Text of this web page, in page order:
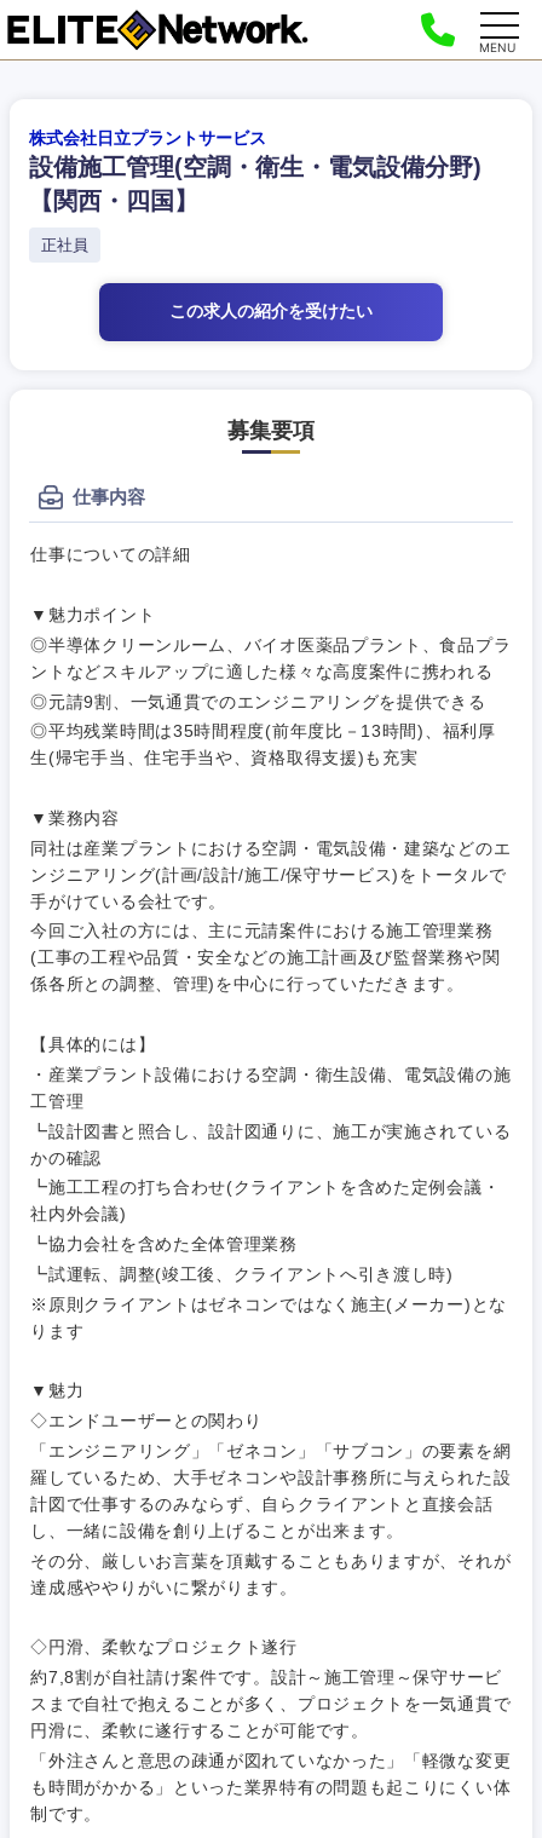
MENU
株式会社日立プラントサービス
設備施工管理(空調・衛生・電気設備分野)
【関西・四国】
正社員
この求人の紹介を受けたい
募集要項
仕事内容
仕事についての詳細
▼魅力ポイント
◎半導体クリーンルーム、バイオ医薬品プラント、食品プラ
ントなどスキルアップに適した様々な高度案件に携われる
◎元請9割、一気通貫でのエンジニアリングを提供できる
◎平均残業時間は35時間程度(前年度比－13時間)、福利厚
生(帰宅手当、住宅手当や、資格取得支援)も充実
▼業務内容
同社は産業プラントにおける空調・電気設備・建築などのエ
ンジニアリング(計画/設計/施工/保守サービス)をトータルで
手がけている会社です。
今回ご入社の方には、主に元請案件における施工管理業務
(工事の工程や品質・安全などの施工計画及び監督業務や関
係各所との調整、管理)を中心に行っていただきます。
【具体的には】
・産業プラント設備における空調・衛生設備、電気設備の施
工管理
┗設計図書と照合し、設計図通りに、施工が実施されている
かの確認
┗施工工程の打ち合わせ(クライアントを含めた定例会議・
社内外会議)
┗協力会社を含めた全体管理業務
┗試運転、調整(竣工後、クライアントへ引き渡し時)
※原則クライアントはゼネコンではなく施主(メーカー)とな
ります
▼魅力
◇エンドユーザーとの関わり
「エンジニアリング」「ゼネコン」「サブコン」の要素を網
羅しているため、大手ゼネコンや設計事務所に与えられた設
計図で仕事するのみならず、自らクライアントと直接会話
し、一緒に設備を創り上げることが出来ます。
その分、厳しいお言葉を頂戴することもありますが、それが
達成感ややりがいに繋がります。
◇円滑、柔軟なプロジェクト遂行
約7,8割が自社請け案件です。設計～施工管理～保守サービ
スまで自社で抱えることが多く、プロジェクトを一気通貫で
円滑に、柔軟に遂行することが可能です。
「外注さんと意思の疎通が図れていなかった」「軽微な変更
も時間がかかる」といった業界特有の問題も起こりにくい体
制です。
ご希望の職種を選択してください
経営企
画・事業
企画
経営ボー
管理
SCM
人事
マーケテ
ィング
サービス
クリエイ
ティブ
タント
技術職
（IT）、
Webサー
ビス・制
作、ゲー
ム
画
事業企画・事業開発
新規事業企画・立上げ
M&A・事業投資
ご希望の職種を選択してください
経営企画・事業企画
経営ボード
SCM
人事
マーケティング
営業
サービス
コンサルタント
専門職
技術職（IT）、Webサービス・制作、ゲーム
金融専門職
メディカル
不動産専門職
ご希望の業界を選択してください
商社・卸
エネルギー・資源・環境
自動車・機械・船舶
素材・化学・金属
食品・化粧品・アパレル・消費財
建設・不動産
倉庫・運輸・物流
IT・通信
WEBサービス
ご希望の勤務地を選択してください
北海道・東北地方
北海道 青森県
宮城県 山形県
ご希望条件を入力ください
希望年収
20代 30代
フリーワード
こだわり条件を入力ください
外資系企業 英語を活かす
転勤なし 海外勤務あり
フルリモート
完全週休2日制 社宅・家賃補助有